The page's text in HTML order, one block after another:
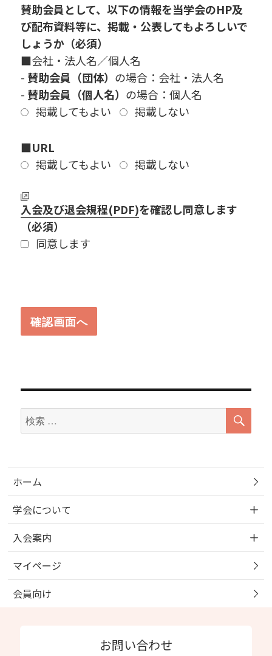
賛助会員として、以下の情報を当学会のHP及
び配布資料等に、掲載・公表してもよろしいで
しょうか（必須）
■会社・法人名／個人名
-賛助会員（団体） の場合： 会社・法人名
-賛助会員（個人名） の場合：個人名
掲載してもよい
掲載しない
■URL
掲載してもよい
掲載しない
入会及び退会規程(PDF)を確認し同意します
（必須）
同意します
検
索
象:
検
ホーム
学会について
入会案内
マイページ
会員向け
お問い合わせ